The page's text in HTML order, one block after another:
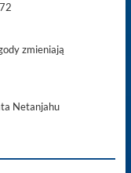
zmieniają
Netanjahu